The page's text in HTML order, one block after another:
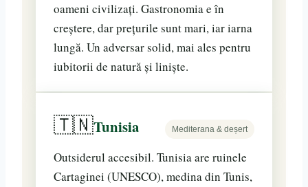
oameni civilizați. Gastronomia e în
creștere, dar prețurile sunt mari, iar iarna
lungă. Un adversar solid, mai ales pentru
iubitorii de natură și liniște.
🇹🇳Tunisia Mediterana & deșert
Outsiderul accesibil. Tunisia are ruinele
Cartaginei (UNESCO), medina din Tunis,